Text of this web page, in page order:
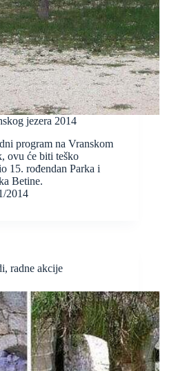
jezera 2014
program na Vranskom
ovu će biti teško
15. rođendan Parka i
Betine.
2014
, radne akcije